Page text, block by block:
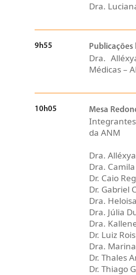
Dra.
9h55
Dra.
Médicas –
10h05 Mesa
da ANM
Dra.
Dra.
Dr. Caio
Dr. Gabriel
Dra.
Dra. Júlia
Dra.
Dr. Luiz
Dra.
Dr. Thales
Dr. Thiago